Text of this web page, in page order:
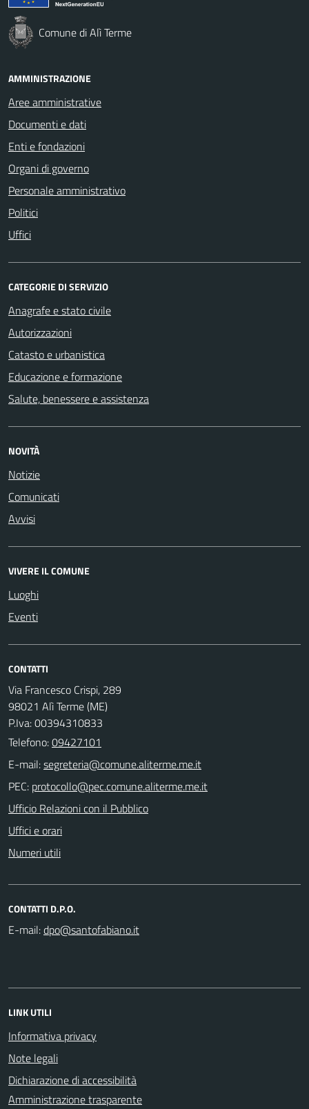
Comune di Alì Terme
AMMINISTRAZIONE
Aree amministrative
Documenti e dati
Enti e fondazioni
Organi di governo
Personale amministrativo
Politici
Uffici
CATEGORIE DI SERVIZIO
Anagrafe e stato civile
Autorizzazioni
Catasto e urbanistica
Educazione e formazione
Salute, benessere e assistenza
NOVITÀ
Notizie
Comunicati
Avvisi
VIVERE IL COMUNE
Luoghi
Eventi
CONTATTI
Via Francesco Crispi, 289
98021 Alì Terme (ME)
P.Iva: 00394310833
Telefono:09427101
E-mail:
PEC:
Ufficio Relazioni con il Pubblico
Uffici e orari
Numeri utili
CONTATTI D.P.O.
E-mail:
LINK UTILI
Informativa privacy
Note legali
Dichiarazione di accessibilità
Amministrazione trasparente